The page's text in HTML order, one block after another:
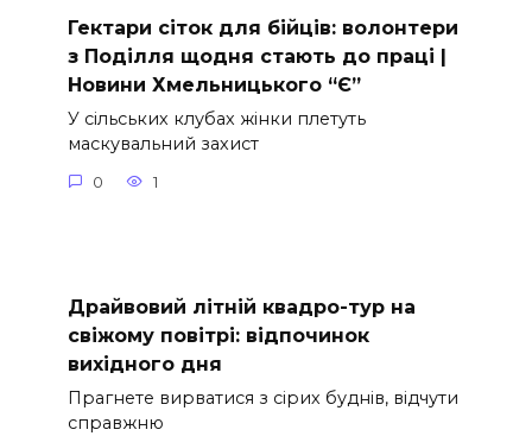
Гектари сіток для бійців: волонтери
з Поділля щодня стають до праці |
Новини Хмельницького “Є”
У сільських клубах жінки плетуть
маскувальний захист
0 1
Драйвовий літній квадро-тур на
свіжому повітрі: відпочинок
вихідного дня
Прагнете вирватися з сірих буднів, відчути
справжню